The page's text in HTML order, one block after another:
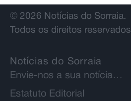
© 2026 Notícias do Sorraia.
Todos os direitos reservados
Notícias do Sorraia
Envie-nos a sua notícia…
Estatuto Editorial